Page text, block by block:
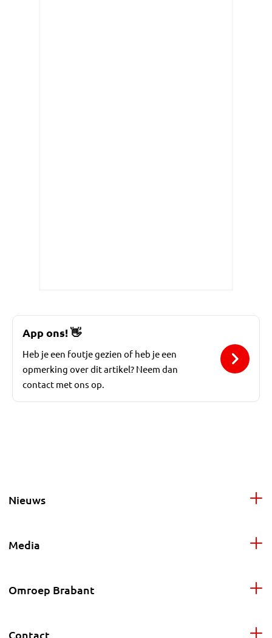
App ons!👋
Heb je een foutje gezien of heb je een
opmerking over dit artikel? Neem dan
contact met ons op.
Nieuws
Media
Omroep Brabant
Contact